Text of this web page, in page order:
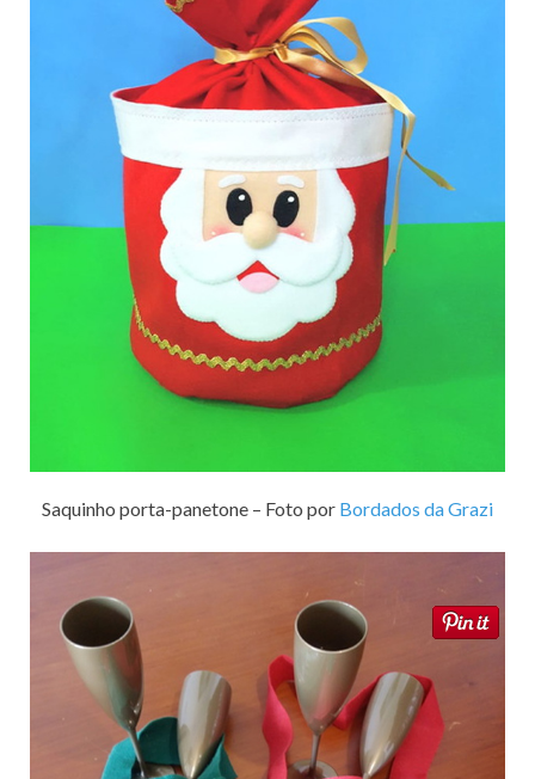
Saquinho porta-panetone – Foto por Bordados da Grazi